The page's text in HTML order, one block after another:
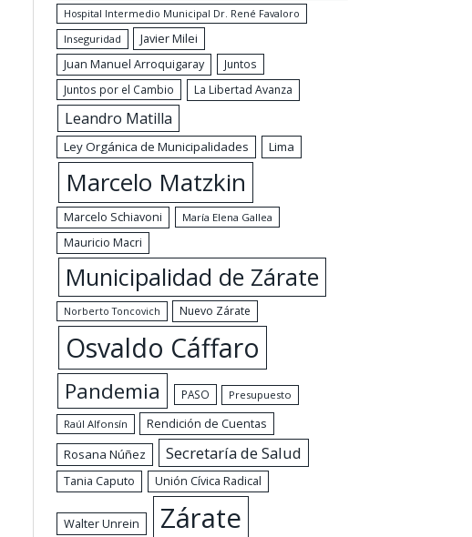
Hospital Intermedio Municipal Dr. René Favaloro
Inseguridad
Javier Milei
Juan Manuel Arroquigaray
Juntos
Juntos por el Cambio
La Libertad Avanza
Leandro Matilla
Ley Orgánica de Municipalidades Lima
Marcelo Matzkin
Marcelo Schiavoni María Elena Gallea
Mauricio Macri
Municipalidad de Zárate
Norberto Toncovich Nuevo Zárate
Osvaldo Cáffaro
Pandemia PASO Presupuesto
Raúl Alfonsín
Rendición de Cuentas
Rosana Núñez
Secretaría de Salud
Tania Caputo Unión Cívica Radical
Walter Unrein Zárate